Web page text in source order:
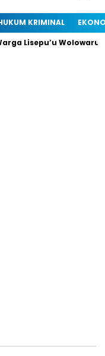
KRIMINAL
Lisepu’u Wolowaru